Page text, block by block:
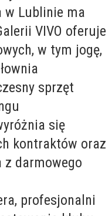
w Lublinie ma
VIVO oferuje
w tym jogę,
sprzęt
się
kontraktów oraz
darmowego
profesjonalni